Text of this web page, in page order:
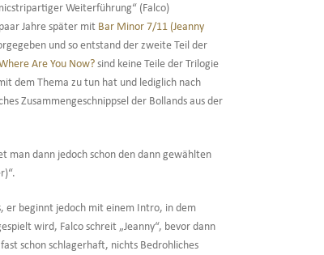
Weiterführung“ (Falco)
Jahre später mit Bar Minor 7/11 (Jeanny
und so entstand der zweite Teil der
Are You Now? sind keine Teile der Trilogie
dem Thema zu tun hat und lediglich nach
Zusammengeschnippsel der Bollands aus der
man dann jedoch schon den dann gewählten
er beginnt jedoch mit einem Intro, in dem
wird, Falco schreit „Jeanny“, bevor dann
schon schlagerhaft, nichts Bedrohliches